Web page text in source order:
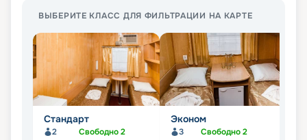
ВЫБЕРИТЕ КЛАСС ДЛЯ ФИЛЬТРАЦИИ НА КАРТЕ
Стандарт
2 Свободно2
Эконом
3 Свободно2